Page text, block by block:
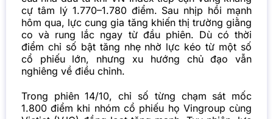
cự tâm lý 1.770–1.780 điểm. Sau nhịp hồi mạnh
hôm qua, lực cung gia tăng khiến thị trường giằng
co và rung lắc ngay từ đầu phiên. Dù có thời
điểm chỉ số bật tăng nhẹ nhờ lực kéo từ một số
cổ phiếu lớn, nhưng xu hướng chủ đạo vẫn
nghiêng về điều chỉnh.
Trong phiên 14/10, chỉ số từng chạm sát mốc
1.800 điểm khi nhóm cổ phiếu họ Vingroup cùng